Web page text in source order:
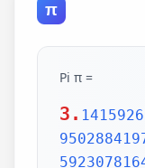
π
Pi π =
3.